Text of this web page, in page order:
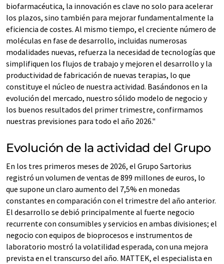
biofarmacéutica, la innovación es clave no solo para acelerar
los plazos, sino también para mejorar fundamentalmente la
eficiencia de costes. Al mismo tiempo, el creciente número de
moléculas en fase de desarrollo, incluidas numerosas
modalidades nuevas, refuerza la necesidad de tecnologías que
simplifiquen los flujos de trabajo y mejoren el desarrollo y la
productividad de fabricación de nuevas terapias, lo que
constituye el núcleo de nuestra actividad. Basándonos en la
evolución del mercado, nuestro sólido modelo de negocio y
los buenos resultados del primer trimestre, confirmamos
nuestras previsiones para todo el año 2026."
Evolución de la actividad del Grupo
En los tres primeros meses de 2026, el Grupo Sartorius
registró un volumen de ventas de 899 millones de euros, lo
que supone un claro aumento del 7,5% en monedas
constantes en comparación con el trimestre del año anterior.
El desarrollo se debió principalmente al fuerte negocio
recurrente con consumibles y servicios en ambas divisiones; el
negocio con equipos de bioprocesos e instrumentos de
laboratorio mostró la volatilidad esperada, con una mejora
prevista en el transcurso del año. MATTEK, el especialista en